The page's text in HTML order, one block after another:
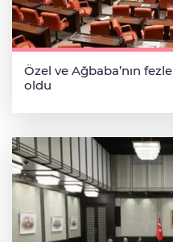
Özel ve Ağbaba’nın
oldu